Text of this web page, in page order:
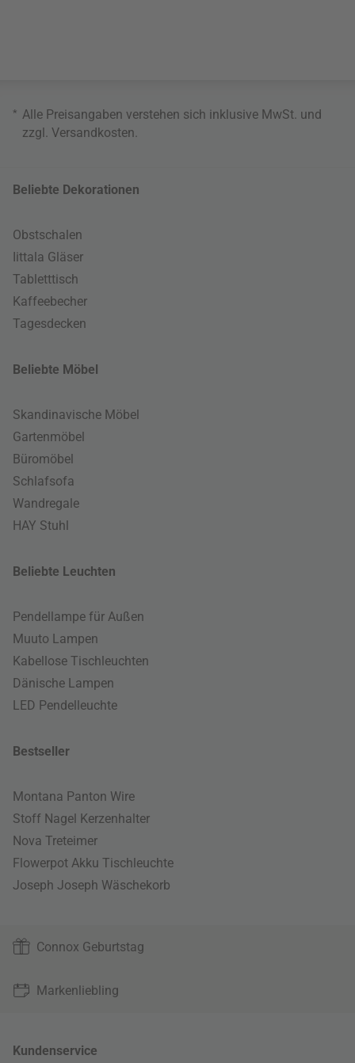
* Alle Preisangaben verstehen sich inklusive MwSt. und
zzgl. Versandkosten
Beliebte Dekorationen
Obstschalen
Iittala Gläser
Tabletttisch
Kaffeebecher
Tagesdecken
Beliebte Möbel
Skandinavische Möbel
Gartenmöbel
Büromöbel
Schlafsofa
Wandregale
HAY Stuhl
Beliebte Leuchten
Pendellampe für Außen
Muuto Lampen
Kabellose Tischleuchten
Dänische Lampen
LED Pendelleuchte
Bestseller
Montana Panton Wire
Stoff Nagel Kerzenhalter
Nova Treteimer
Flowerpot Akku Tischleuchte
Joseph Joseph Wäschekorb
Connox Geburtstag
Markenliebling
Kundenservice